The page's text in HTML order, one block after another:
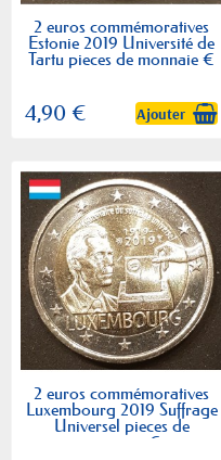
2 euros commémoratives
Estonie 2019 Université de
Tartu pieces de monnaie €
4,90 € Ajouter
2 euros commémoratives
Luxembourg 2019 Suffrage
Universel pieces de
monnaie €